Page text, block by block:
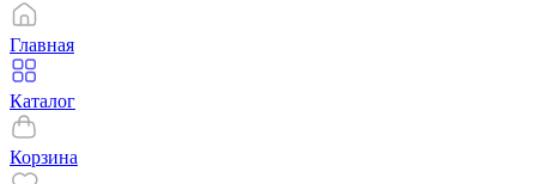
Главная
Каталог
Корзина